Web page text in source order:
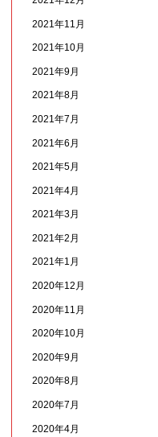
2021年11月
2021年10月
2021年9月
2021年8月
2021年7月
2021年6月
2021年5月
2021年4月
2021年3月
2021年2月
2021年1月
2020年12月
2020年11月
2020年10月
2020年9月
2020年8月
2020年7月
2020年4月